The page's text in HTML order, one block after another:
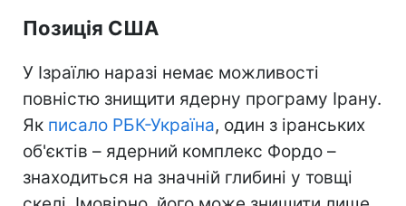
Позиція США
У Ізраїлю наразі немає можливості
повністю знищити ядерну програму Ірану.
Як писало РБК-Україна, один з іранських
об'єктів – ядерний комплекс Фордо –
знаходиться на значній глибині у товщі